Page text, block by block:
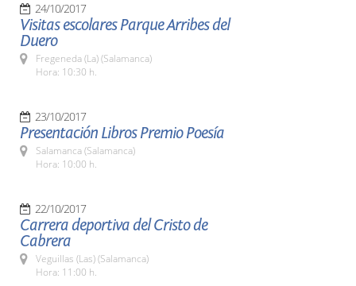
24/10/2017
Visitas escolares Parque Arribes del
Duero
Fregeneda (La) (Salamanca)
Hora: 10:30 h.
23/10/2017
Presentación Libros Premio Poesía
Salamanca (Salamanca)
Hora: 10:00 h.
22/10/2017
Carrera deportiva del Cristo de
Cabrera
Veguillas (Las) (Salamanca)
Hora: 11:00 h.